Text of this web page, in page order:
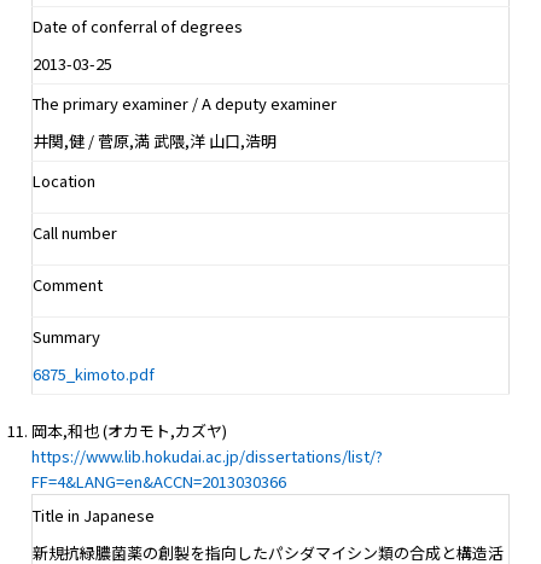
Date of conferral of degrees
2013-03-25
The primary examiner / A deputy examiner
井関,健 / 菅原,満 武隈,洋 山口,浩明
Location
Call number
Comment
Summary
6875_kimoto.pdf
岡本,和也 (オカモト,カズヤ)
https://www.lib.hokudai.ac.jp/dissertations/list/?
FF=4&LANG=en&ACCN=2013030366
Title in Japanese
新規抗緑膿菌薬の創製を指向したパシダマイシン類の合成と構造活